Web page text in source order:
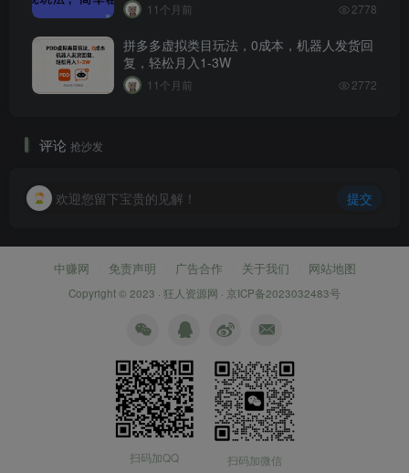
11个月前 2778
拼多多虚拟类目玩法，0成本，机器人发货回
复，轻松月入1-3W
11个月前 2772
评论 抢沙发
欢迎您留下宝贵的见解！ 提交
中赚网 免责声明 广告合作 关于我们 网站地图
Copyright © 2023 · 狂人资源网 · 京ICP备2023032483号
扫码加QQ 扫码加微信